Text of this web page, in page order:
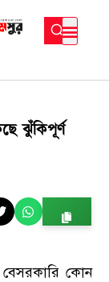
ঝুঁকিপূর্ণ
কোন